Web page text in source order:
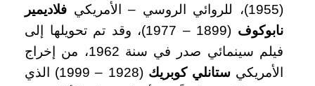
(1955)، للروائي الروسي – الأمريكي
فلاديمير
نابوكوف
(1899 – 1977)، وقد تم تحويلها إلى
فيلم سينمائي صدر في سنة 1962، من إخراج
الأمريكيستانلي كوبريك
(1928 – 1999) الذي